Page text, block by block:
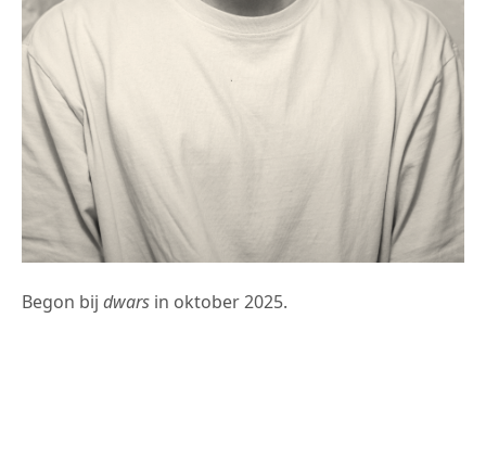
Begon bij dwars in oktober 2025.